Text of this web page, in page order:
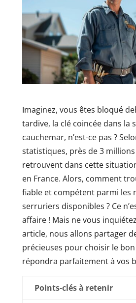
Imaginez, vous êtes bloqué
tardive, la clé coincée dans la
cauchemar, n’est-ce pas ?
statistiques, près de 3
retrouvent dans cette
en France. Alors, comment
fiable et compétent parmi les
serruriers disponibles ? Ce
affaire ! Mais ne vous
article, nous allons partager
précieuses pour choisir le
répondra parfaitement à vos
Points-clés à retenir